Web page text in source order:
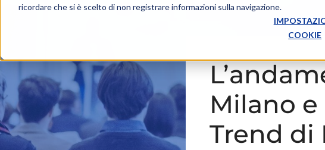
ricordare che si è scelto di non registrare informazioni sulla navigazione.
COOKIE
Milano
Trend di